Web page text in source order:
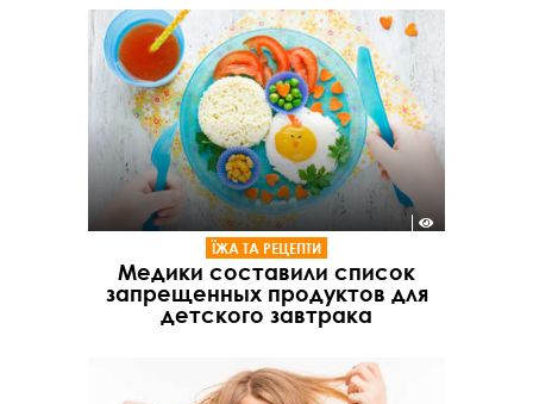
ЇЖА ТА РЕЦЕПТИ
Медики составили список
запрещенных продуктов для
детского завтрака